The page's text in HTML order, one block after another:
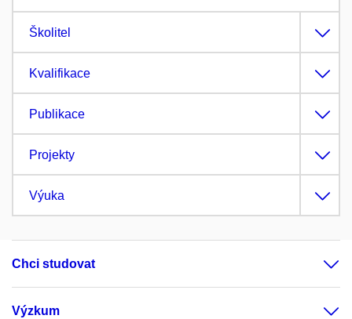
Školitel
Kvalifikace
Publikace
Projekty
Výuka
Chci studovat
Výzkum